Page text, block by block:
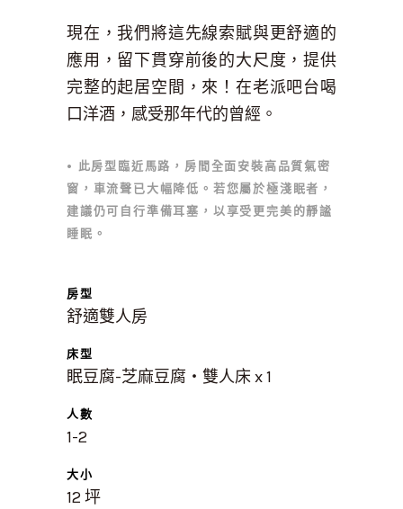
現在，我們將這先線索賦與更舒適的
應用，留下貫穿前後的大尺度，提供
完整的起居空間，來！在老派吧台喝
口洋酒，感受那年代的曾經。
• 此房型臨近馬路，房間全面安裝高品質氣密
窗，車流聲已大幅降低。若您屬於極淺眠者，
建議仍可自行準備耳塞，以享受更完美的靜謐
睡眠。
房型
舒適雙人房
床型
眠豆腐-芝麻豆腐・雙人床 x 1
人數
1-2
大小
12 坪